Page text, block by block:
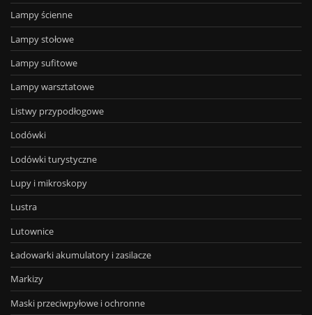
Lampy ścienne
Lampy stołowe
Lampy sufitowe
Lampy warsztatowe
Listwy przypodłogowe
Lodówki
Lodówki turystyczne
Lupy i mikroskopy
Lustra
Lutownice
Ładowarki akumulatory i zasilacze
Markizy
Maski przeciwpyłowe i ochronne